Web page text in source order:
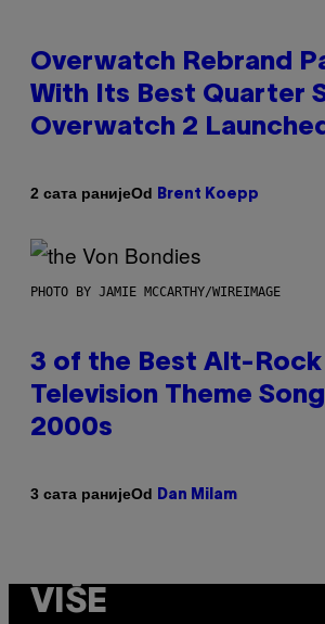
Overwatch Rebrand
With Its Best Quarter
Overwatch 2
2 сата ранијеOd Brent Koepp
PHOTO BY JAMIE MCCARTHY/WIREIMAGE
3 of the Best Alt-Rock
Television Theme
2000s
3 сата ранијеOd Dan Milam
VIŠE